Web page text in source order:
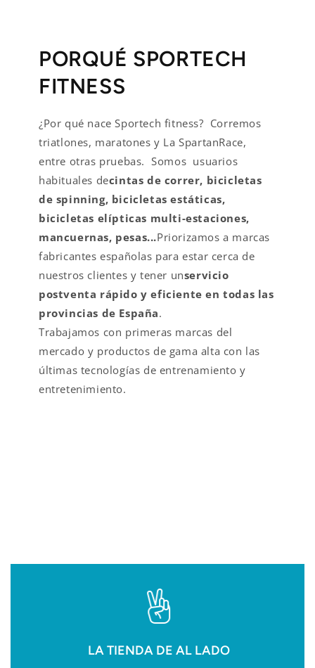
PORQUÉ SPORTECH
FITNESS
¿Por qué nace Sportech fitness? Corremos
triatlones, maratones y La SpartanRace,
entre otras pruebas. Somos usuarios
habituales decintas de correr, bicicletas
de spinning, bicicletas estáticas,
bicicletas elípticas multi-estaciones,
mancuernas, pesas...Priorizamos a marcas
fabricantes españolas para estar cerca de
nuestros clientes y tener unservicio
postventa rápido y eficiente en todas las
provincias de España.
Trabajamos con primeras marcas del
mercado y productos de gama alta con las
últimas tecnologías de entrenamiento y
entretenimiento.
LA TIENDA DE AL LADO